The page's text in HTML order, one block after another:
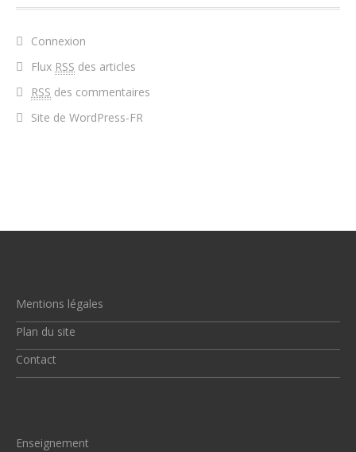
Connexion
Flux RSS des articles
RSS des commentaires
Site de WordPress-FR
Mentions légales
Plan du site
Contact
Enseignement